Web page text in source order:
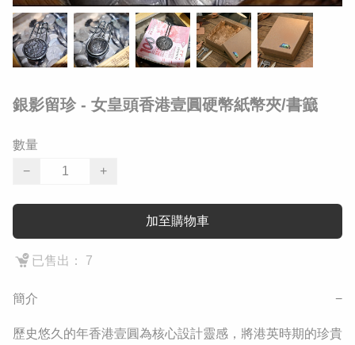
銀影留珍 - 女皇頭香港壹圓硬幣紙幣夾/書籖
數量
−
+
加至購物車
已售出： 7
簡介 −
歷史悠久的年香港壹圓為核心設計靈感，將港英時期的珍貴